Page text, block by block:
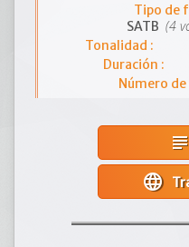
Tipo de
SATB (4
Tonalidad :
Duración :
Número de
subject
language